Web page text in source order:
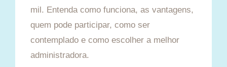
mil. Entenda como funciona, as vantagens,
quem pode participar, como ser
contemplado e como escolher a melhor
administradora.